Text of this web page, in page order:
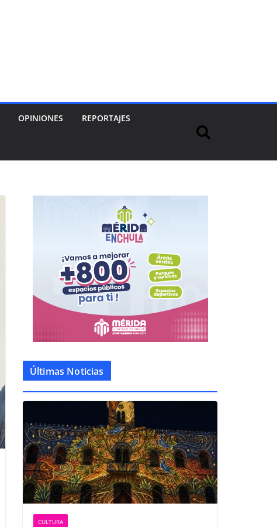
OPINIONES REPORTAJES
Últimas Noticias
CULTURA